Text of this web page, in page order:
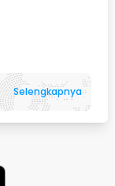
Selengkapnya